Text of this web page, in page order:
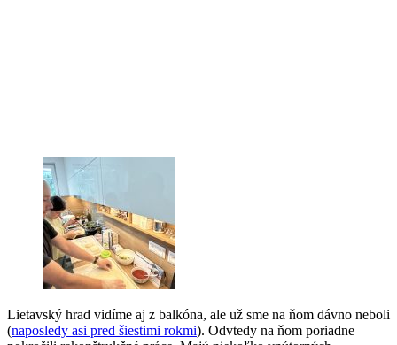
Lietavský hrad vidíme aj z balkóna, ale už sme na ňom dávno neboli
(naposledy asi pred šiestimi rokmi). Odvtedy na ňom poriadne